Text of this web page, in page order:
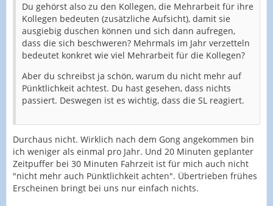
Du gehörst also zu den Kollegen, die Mehrarbeit für ihre
Kollegen bedeuten (zusätzliche Aufsicht), damit sie
ausgiebig duschen können und sich dann aufregen,
dass die sich beschweren? Mehrmals im Jahr verzetteln
bedeutet konkret wie viel Mehrarbeit für die Kollegen?
Aber du schreibst ja schön, warum du nicht mehr auf
Pünktlichkeit achtest. Du hast gesehen, dass nichts
passiert. Deswegen ist es wichtig, dass die SL reagiert.
Durchaus nicht. Wirklich nach dem Gong angekommen bin
ich weniger als einmal pro Jahr. Und 20 Minuten geplanter
Zeitpuffer bei 30 Minuten Fahrzeit ist für mich auch nicht
"nicht mehr auch Pünktlichkeit achten". Übertrieben frühes
Erscheinen bringt bei uns nur einfach nichts.